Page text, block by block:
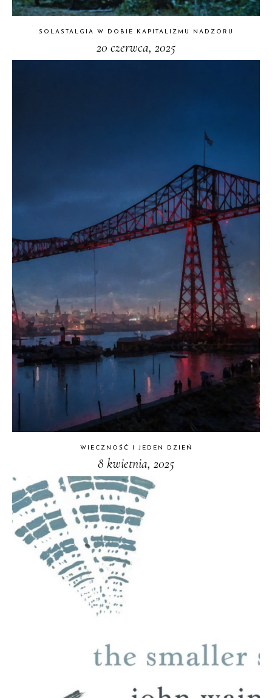
SOLASTALGIA W DOBIE KAPITALIZMU NADZORU
20 czerwca, 2025
WIECZNOŚĆ I JEDEN DZIEŃ
8 kwietnia, 2025